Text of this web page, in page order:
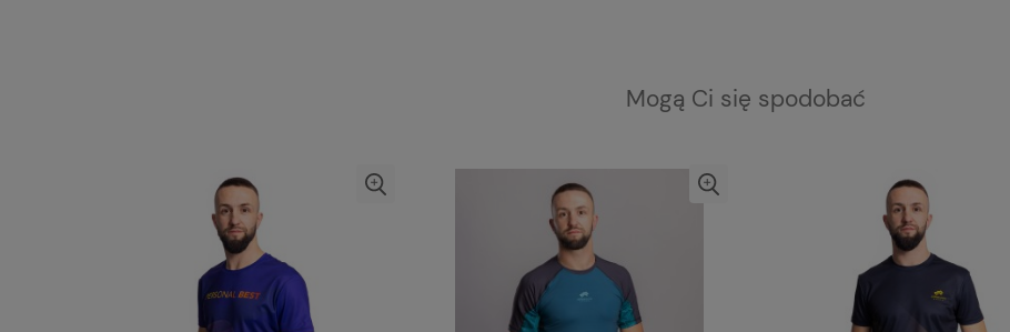
Mogą Ci się spodobać